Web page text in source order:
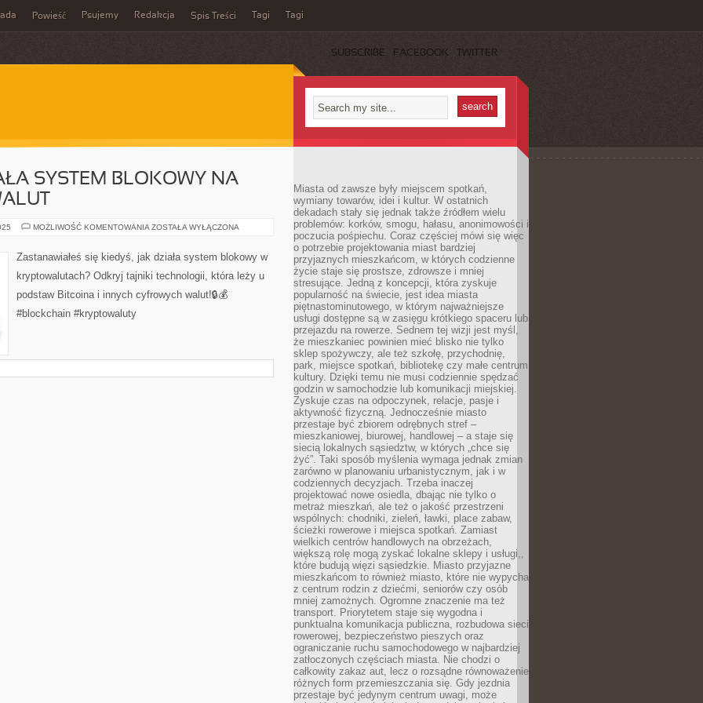
Powieść Psujemy Redakcja Spis Treści Tagi Tagi
SUBSCRIBE FACEBOOK TWITTER
SYSTEM BLOKOWY NA
MOŻLIWOŚĆ KOMENTOWANIA ODKRYJ,
SYSTEM
BLOKOWY
RYNKU
ZOSTAŁA WYŁĄCZONA
Zastanawiałeś się kiedyś, jak działa system blokowy w
kryptowalutach? Odkryj tajniki technologii, która leży u
podstaw Bitcoina i innych cyfrowych walut!🔒💰
#blockchain #kryptowaluty
Miasta od zawsze były miejscem spotkań,
wymiany towarów, idei i kultur. W ostatnich
dekadach stały się jednak także źródłem wielu
problemów: korków, smogu, hałasu, anonimowości i
poczucia pośpiechu. Coraz częściej mówi się więc
o potrzebie projektowania miast bardziej
przyjaznych mieszkańcom, w których codzienne
życie staje się prostsze, zdrowsze i mniej
stresujące. Jedną z koncepcji, która zyskuje
popularność na świecie, jest idea miasta
piętnastominutowego, w którym najważniejsze
usługi dostępne są w zasięgu krótkiego spaceru lub
przejazdu na rowerze. Sednem tej wizji jest myśl,
że mieszkaniec powinien mieć blisko nie tylko
sklep spożywczy, ale też szkołę, przychodnię,
park, miejsce spotkań, bibliotekę czy małe centrum
kultury. Dzięki temu nie musi codziennie spędzać
godzin w samochodzie lub komunikacji miejskiej.
Zyskuje czas na odpoczynek, relacje, pasje i
aktywność fizyczną. Jednocześnie miasto
przestaje być zbiorem odrębnych stref –
mieszkaniowej, biurowej, handlowej – a staje się
siecią lokalnych sąsiedztw, w których „chce się
żyć”. Taki sposób myślenia wymaga jednak zmian
zarówno w planowaniu urbanistycznym, jak i w
codziennych decyzjach. Trzeba inaczej
projektować nowe osiedla, dbając nie tylko o
metraż mieszkań, ale też o jakość przestrzeni
wspólnych: chodniki, zieleń, ławki, place zabaw,
ścieżki rowerowe i miejsca spotkań. Zamiast
wielkich centrów handlowych na obrzeżach,
większą rolę mogą zyskać lokalne sklepy i usługi,,
które budują więzi sąsiedzkie. Miasto przyjazne
mieszkańcom to również miasto, które nie wypycha
z centrum rodzin z dziećmi, seniorów czy osób
mniej zamożnych. Ogromne znaczenie ma też
transport. Priorytetem staje się wygodna i
punktualna komunikacja publiczna, rozbudowa sieci
rowerowej, bezpieczeństwo pieszych oraz
ograniczanie ruchu samochodowego w najbardziej
zatłoczonych częściach miasta. Nie chodzi o
całkowity zakaz aut, lecz o rozsądne równoważenie
różnych form przemieszczania się. Gdy jezdnia
przestaje być jedynym centrum uwagi, może